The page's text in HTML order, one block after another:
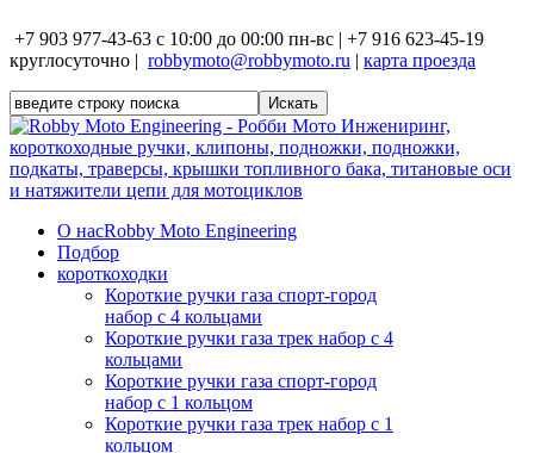
+7 903 977-43-63 с 10:00 до 00:00 пн-вс | +7 916 623-45-19
круглосуточно | robbymoto@robbymoto.ru | карта проезда
О насRobby Moto Engineering
Подбор
короткоходки
Короткие ручки газа спорт-город
набор с 4 кольцами
Короткие ручки газа трек набор с 4
кольцами
Короткие ручки газа спорт-город
набор с 1 кольцом
Короткие ручки газа трек набор с 1
кольцом